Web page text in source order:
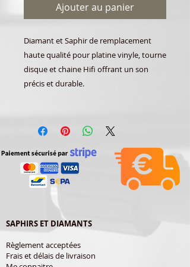
Ajouter au panier
Diamant et Saphir de remplacement
haute qualité pour platine vinyle, tourne
disque et chaine Hifi offrant un son
précis et durable.
SAPHIRS ET DIAMANTS
Règlement acceptées
Frais et délais de livraison